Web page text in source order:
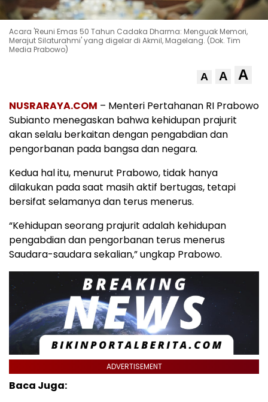
Acara 'Reuni Emas 50 Tahun Cadaka Dharma: Menguak Memori,
Merajut Silaturahmi' yang digelar di Akmil, Magelang. (Dok. Tim
Media Prabowo)
A A A
NUSRARAYA.COM – Menteri Pertahanan RI Prabowo
Subianto menegaskan bahwa kehidupan prajurit
akan selalu berkaitan dengan pengabdian dan
pengorbanan pada bangsa dan negara.
Kedua hal itu, menurut Prabowo, tidak hanya
dilakukan pada saat masih aktif bertugas, tetapi
bersifat selamanya dan terus menerus.
“Kehidupan seorang prajurit adalah kehidupan
pengabdian dan pengorbanan terus menerus
Saudara-saudara sekalian,” ungkap Prabowo.
ADVERTISEMENT
Baca Juga: